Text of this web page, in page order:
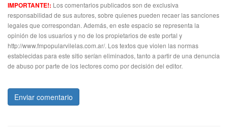
IMPORTANTE!: Los comentarios publicados son de exclusiva
responsabilidad de sus autores, sobre quienes pueden recaer las sanciones
legales que correspondan. Además, en este espacio se representa la
opinión de los usuarios y no de los propietarios de este portal y
http://www.fmpopularvilelas.com.ar/. Los textos que violen las normas
establecidas para este sitio serían eliminados, tanto a partir de una denuncia
de abuso por parte de los lectores como por decisión del editor.
Enviar comentario